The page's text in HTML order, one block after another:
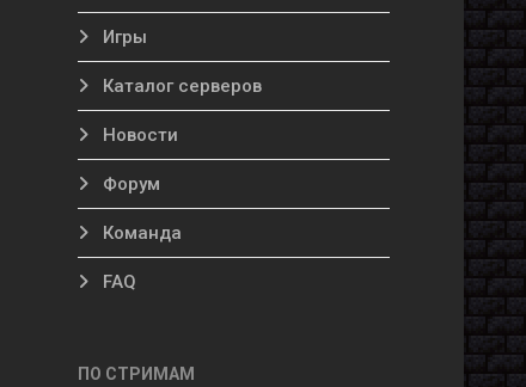
Игры
Каталог серверов
Новости
Форум
Команда
FAQ
ПО СТРИМАМ